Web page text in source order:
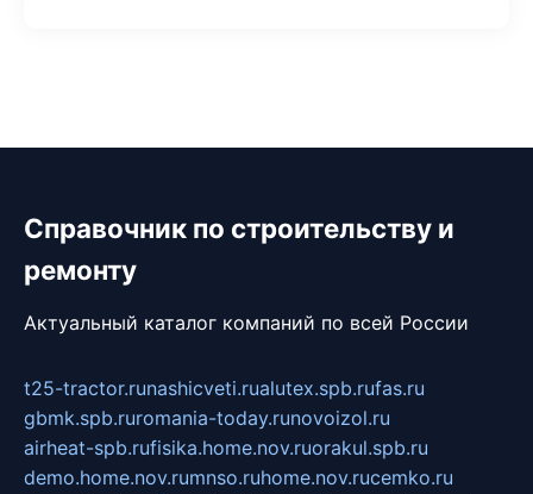
Справочник по строительству и
ремонту
Актуальный каталог компаний по всей России
t25-tractor.runashicveti.rualutex.spb.rufas.ru
gbmk.spb.ruromania-today.runovoizol.ru
airheat-spb.rufisika.home.nov.ruorakul.spb.ru
demo.home.nov.rumnso.ruhome.nov.rucemko.ru